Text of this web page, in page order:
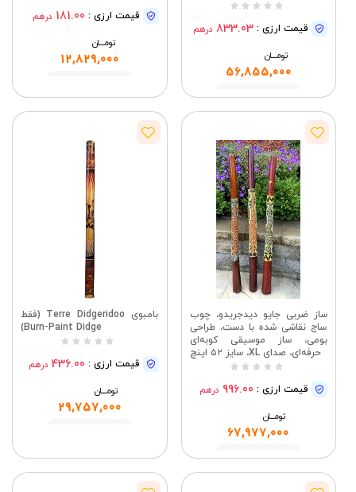
قیمت ارزی : 833.03 درهم
تومــــــان
56,855,000
مشاهده
قیمت ارزی : 181.00 درهم
تومــــــان
12,829,000
ساز ضربی جایو دیدجریدو، چوب
ساج نقاشی شده با دست، طراحی
بومی، ساز موسیقی کوبه‌ای
حرفه‌ای، صدای XL، سایز ۵۲ اینچ
قیمت ارزی : 996.00 درهم
تومــــــان
67,977,000
مشاهده
بامبوی Terre Didgeridoo (فقط
Burn-Paint Didge)
قیمت ارزی : 436.00 درهم
تومــــــان
29,757,000